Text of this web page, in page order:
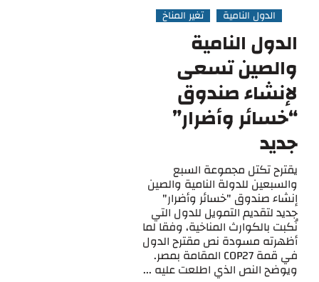
الدول النامية تغير المناخ
الدول النامية
والصين تسعى
لإنشاء صندوق
“خسائر وأضرار”
جديد
يقترح تكتل مجموعة السبع
والسبعين للدولة النامية والصين
إنشاء صندوق "خسائر وأضرار"
جديد لتقديم التمويل للدول التي
نُكبت بالكوارث المناخية، وفقا لما
أظهرته مسودة نص مقترح الدول
في قمة COP27 المقامة بمصر.
ويوضح النص الذي اطلعت عليه ...